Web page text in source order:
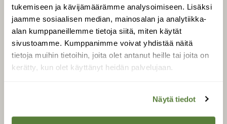
tukemiseen ja kävijämäärämme analysoimiseen. Lisäksi
jaamme sosiaalisen median, mainosalan ja analytiikka-
alan kumppaneillemme tietoja siitä, miten käytät
sivustoamme. Kumppanimme voivat yhdistää näitä
tietoja muihin tietoihin, joita olet antanut heille tai joita on
kerätty, kun olet käyttänyt heidän palvelujaan.
Näytä tiedot
LEHTI
Uusin lehti
Tilaa Suomen Luonto
Tilaa digilukuoikeus
Äänestä parasta juttua